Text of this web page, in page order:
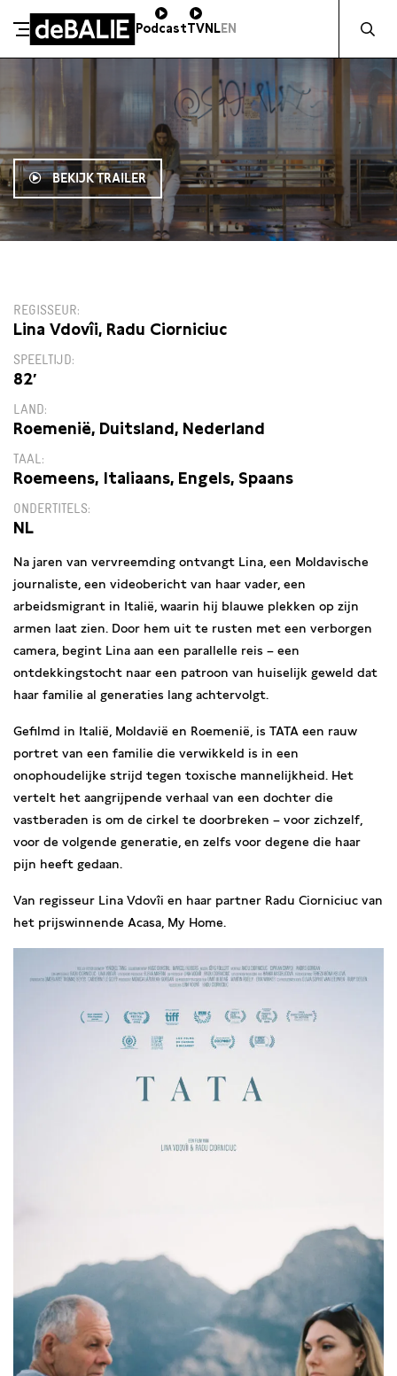
De Balie
PodcastTVNLEN
BEKIJK TRAILER
REGISSEUR
Lina Vdovîi, Radu Ciorniciuc
SPEELTIJD
82′
LAND
Roemenië, Duitsland, Nederland
TAAL
Roemeens, Italiaans, Engels, Spaans
ONDERTITELS
NL
Na jaren van vervreemding ontvangt Lina, een Moldavische
journaliste, een videobericht van haar vader, een
arbeidsmigrant in Italië, waarin hij blauwe plekken op zijn
armen laat zien. Door hem uit te rusten met een verborgen
camera, begint Lina aan een parallelle reis – een
ontdekkingstocht naar een patroon van huiselijk geweld dat
haar familie al generaties lang achtervolgt.
Gefilmd in Italië, Moldavië en Roemenië, is TATA een rauw
portret van een familie die verwikkeld is in een
onophoudelijke strijd tegen toxische mannelijkheid. Het
vertelt het aangrijpende verhaal van een dochter die
vastberaden is om de cirkel te doorbreken – voor zichzelf,
voor de volgende generatie, en zelfs voor degene die haar
pijn heeft gedaan.
Van regisseur Lina Vdovîi en haar partner Radu Ciorniciuc van
het prijswinnende Acasa, My Home.